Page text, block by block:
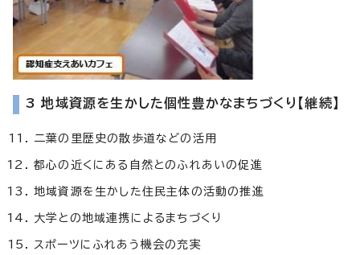
3 地域資源を生かした個性豊かなまちづくり【継続】
二葉の里歴史の散歩道などの活用
都心の近くにある自然とのふれあいの促進
地域資源を生かした住民主体の活動の推進
大学との地域連携によるまちづくり
スポーツにふれあう機会の充実